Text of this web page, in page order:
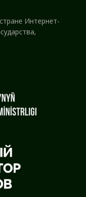
Интернет-